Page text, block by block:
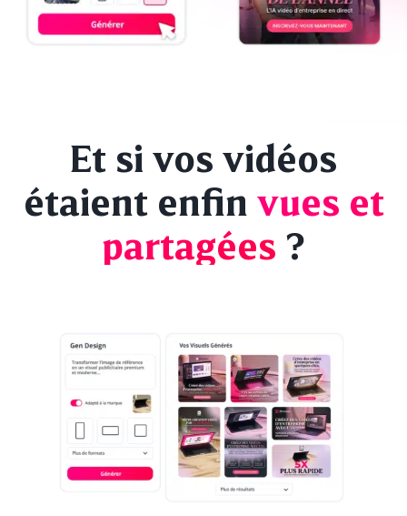
Et si vos vidéos
étaient enfin vues et
partagées ?